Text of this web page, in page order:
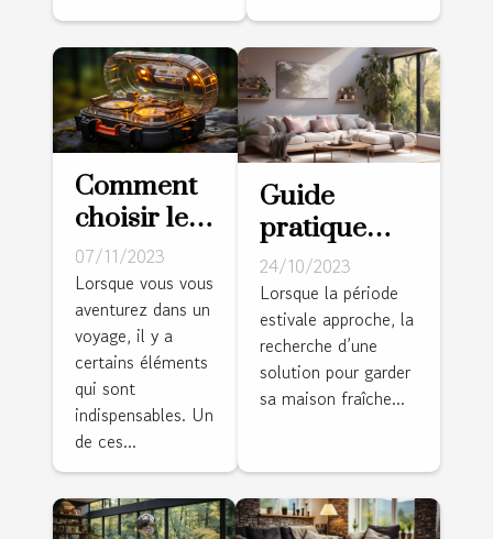
Comment
choisir le
meilleur
réveil de
voyage
pour vos
aventures
07/11/2023
Lorsque vous vous
aventurez dans un
voyage, il y a
certains éléments
qui sont
indispensables. Un
de ces...
Guide
pratique
pour choisir
la bonne
climatisation
pour votre
salle de
24/10/2023
Lorsque la période
estivale approche, la
recherche d’une
solution pour garder
sa maison fraîche...